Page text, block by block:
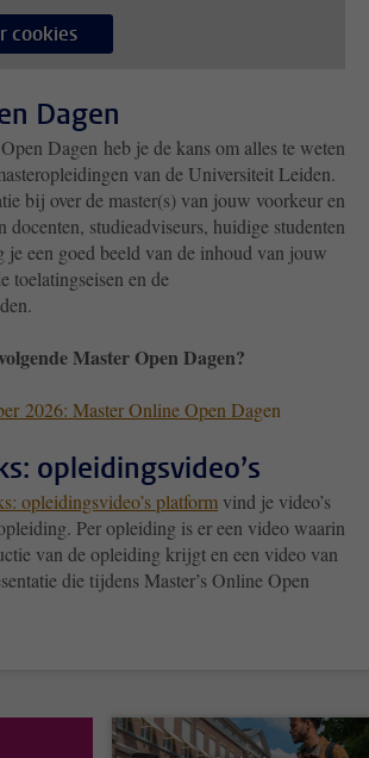
cookies
Dagen
Dagen heb je de kans om alles te weten
van de Universiteit Leiden.
bij over de master(s) van jouw voorkeur en
docenten, studieadviseurs, huidige studenten
een goed beeld van de inhoud van jouw
toelatingseisen en de
Master Open Dagen?
2026: Master Online Open Dagen
opleidingsvideo’s
opleidingsvideo’s platform vind je video’s
Per opleiding is er een video waarin
van de opleiding krijgt en een video van
die tijdens Master’s Online Open